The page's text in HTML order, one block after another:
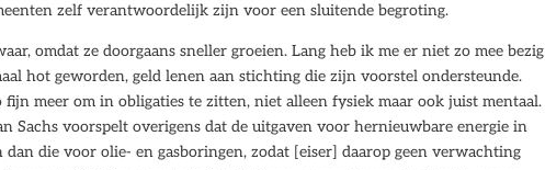
zelf verantwoordelijk zijn voor een sluitende begroting.
omdat ze doorgaans sneller groeien. Lang heb ik me er niet zo mee bezig
hot geworden, geld lenen aan stichting die zijn voorstel ondersteunde.
meer om in obligaties te zitten, niet alleen fysiek maar ook juist mentaal.
Sachs voorspelt overigens dat de uitgaven voor hernieuwbare energie in
die voor olie- en gasboringen, zodat [eiser] daarop geen verwachting